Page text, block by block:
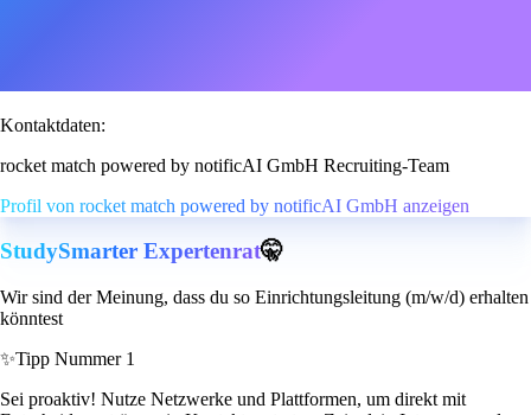
Kontaktdaten:
rocket match powered by notificAI GmbH Recruiting-Team
Profil von rocket match powered by notificAI GmbH anzeigen
StudySmarter Expertenrat🤫
Wir sind der Meinung, dass du so Einrichtungsleitung (m/w/d) erhalten
könntest
✨Tipp Nummer 1
Sei proaktiv! Nutze Netzwerke und Plattformen, um direkt mit